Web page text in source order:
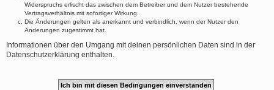
Widerspruchs erlischt das zwischen dem Betreiber und dem Nutzer bestehende
Vertragsverhältnis mit sofortiger Wirkung.
Die Änderungen gelten als anerkannt und verbindlich, wenn der Nutzer den
Änderungen zugestimmt hat.
Informationen über den Umgang mit deinen persönlichen Daten sind in der
Datenschutzerklärung enthalten.